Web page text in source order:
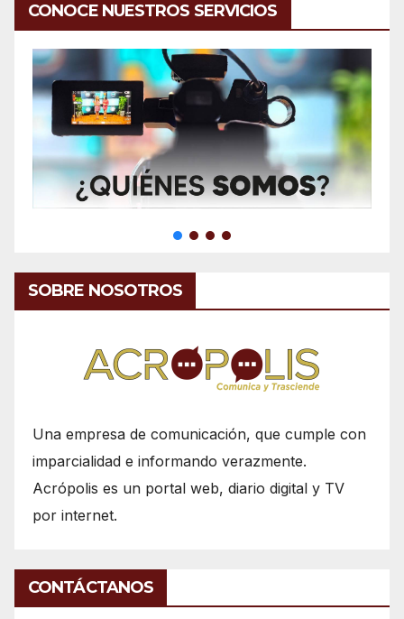
CONOCE NUESTROS SERVICIOS
SOBRE NOSOTROS
Una empresa de comunicación, que cumple con
imparcialidad e informando verazmente.
Acrópolis es un portal web, diario digital y TV
por internet.
CONTÁCTANOS